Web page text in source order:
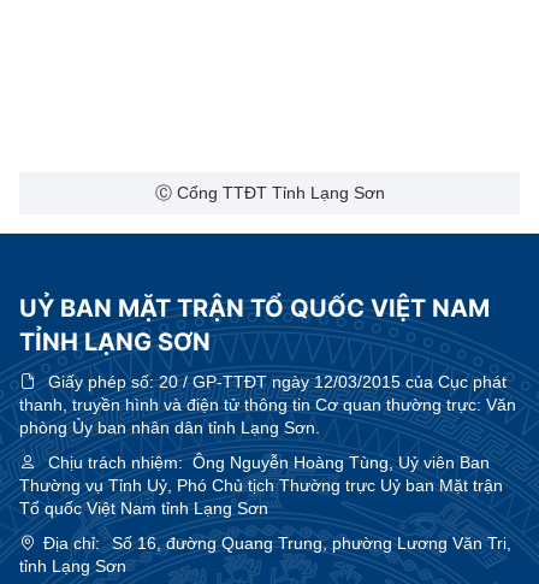
Ⓒ Cổng TTĐT Tỉnh Lạng Sơn
UỶ BAN MẶT TRẬN TỔ QUỐC VIỆT NAM
TỈNH LẠNG SƠN
Giấy phép số:20 / GP-TTĐT ngày 12/03/2015 của Cục phát
thanh, truyền hình và điện tử thông tin Cơ quan thường trực: Văn
phòng Ủy ban nhân dân tỉnh Lạng Sơn.
Chịu trách nhiệm:Ông Nguyễn Hoàng Tùng, Uỷ viên Ban
Thường vụ Tỉnh Uỷ, Phó Chủ tịch Thường trực Uỷ ban Mặt trận
Tổ quốc Việt Nam tỉnh Lạng Sơn
Địa chỉ:
Số 16, đường Quang Trung, phường Lương Văn Tri,
tỉnh Lạng Sơn